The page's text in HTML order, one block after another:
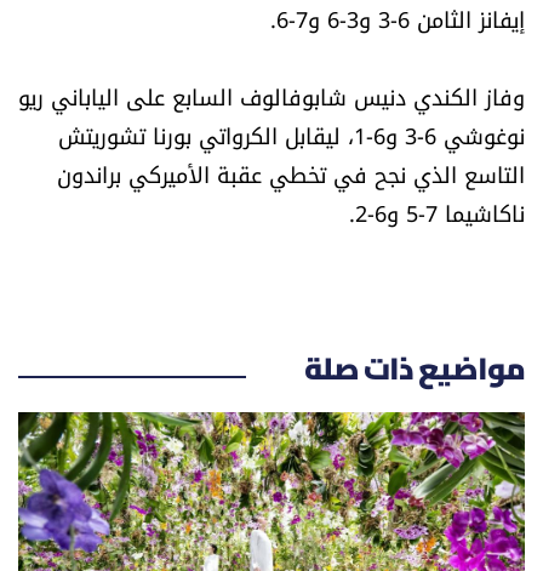
للتواصل معنا
شروط الاستخدام
شروط الإشتراك
إيفانز الثامن 6-3 و3-6 و7-6.
وفاز الكندي دنيس شابوفالوف السابع على الياباني ريو
نوغوشي 6-3 و6-1، ليقابل الكرواتي بورنا تشوريتش
التاسع الذي نجح في تخطي عقبة الأميركي براندون
ناكاشيما 7-5 و6-2.
مواضيع ذات صلة